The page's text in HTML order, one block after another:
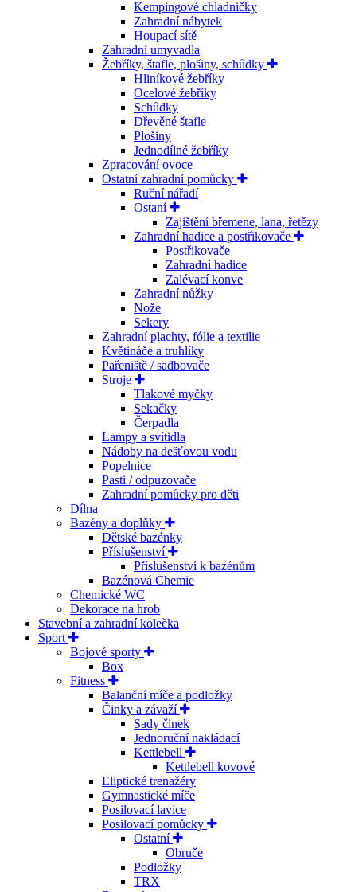
Kempingové chladničky
Zahradní nábytek
Houpací sítě
Zahradní umyvadla
Žebříky, štafle, plošiny, schůdky
Hliníkové žebříky
Ocelové žebříky
Schůdky
Dřevěné štafle
Plošiny
Jednodílné žebříky
Zpracování ovoce
Ostatní zahradní pomůcky
Ruční nářadí
Ostaní
Zajištění břemene, lana, řetězy
Zahradní hadice a postřikovače
Postřikovače
Zahradní hadice
Zalévací konve
Zahradní nůžky
Nože
Sekery
Zahradní plachty, fólie a textilie
Květináče a truhlíky
Pařeniště / sadbovače
Stroje
Tlakové myčky
Sekačky
Čerpadla
Lampy a svítidla
Nádoby na dešťovou vodu
Popelnice
Pasti / odpuzovače
Zahradní pomůcky pro děti
Dílna
Bazény a doplňky
Dětské bazénky
Příslušenství
Příslušenství k bazénům
Bazénová Chemie
Chemické WC
Dekorace na hrob
Stavební a zahradní kolečka
Sport
Bojové sporty
Box
Fitness
Balanční míče a podložky
Činky a závaží
Sady činek
Jednoruční nakládací
Kettlebell
Kettlebell kovové
Eliptické trenažéry
Gymnastické míče
Posilovací lavice
Posilovací pomůcky
Ostatní
Obruče
Podložky
TRX